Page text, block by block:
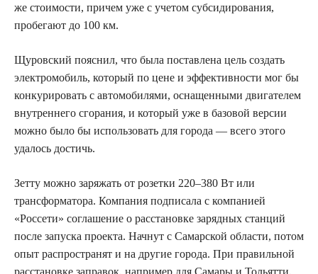
же стоимости, причем уже с учетом субсидирования,
пробегают до 100 км.
Щуровский пояснил, что была поставлена цель создать
электромобиль, который по цене и эффективности мог бы
конкурировать с автомобилями, оснащенными двигателем
внутреннего сгорания, и который уже в базовой версии
можно было бы использовать для города — всего этого
удалось достичь.
Зетту можно заряжать от розетки 220–380 Вт или
трансформатора. Компания подписала с компанией
«Россети» соглашение о расстановке зарядных станций
после запуска проекта. Начнут с Самарской области, потом
опыт распространят и на другие города. При правильной
расстановке заправок, например для Самары и Тольятти,